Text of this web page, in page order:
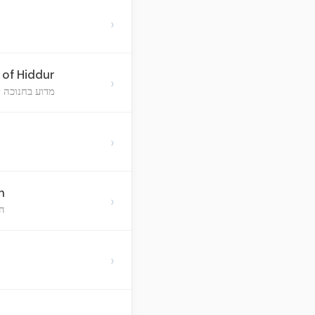
›
Hiddur
מדוע ›
›
›
›